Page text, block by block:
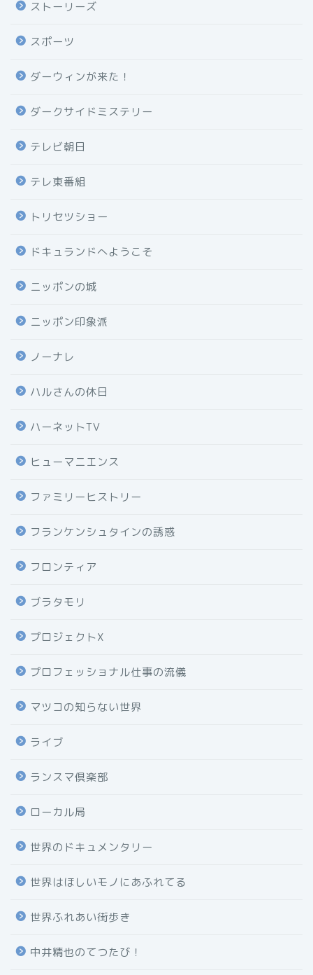
ストーリーズ
スポーツ
ダーウィンが来た！
ダークサイドミステリー
テレビ朝日
テレ東番組
トリセツショー
ドキュランドへようこそ
ニッポンの城
ニッポン印象派
ノーナレ
ハルさんの休日
ハーネットTV
ヒューマニエンス
ファミリーヒストリー
フランケンシュタインの誘惑
フロンティア
ブラタモリ
プロジェクトX
プロフェッショナル仕事の流儀
マツコの知らない世界
ライブ
ランスマ倶楽部
ローカル局
世界のドキュメンタリー
世界はほしいモノにあふれてる
世界ふれあい街歩き
中井精也のてつたび！